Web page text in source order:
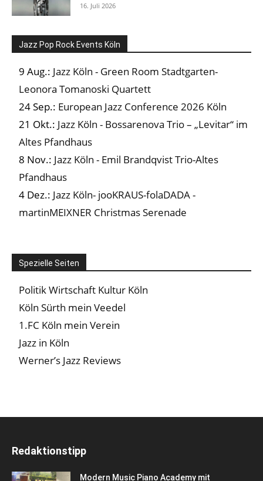
16. Juli 2026
Jazz Pop Rock Events Köln
9 Aug.: Jazz Köln - Green Room Stadtgarten-
Leonora Tomanoski Quartett
24 Sep.: European Jazz Conference 2026 Köln
21 Okt.: Jazz Köln - Bossarenova Trio – „Levitar“ im
Altes Pfandhaus
8 Nov.: Jazz Köln - Emil Brandqvist Trio-Altes
Pfandhaus
4 Dez.: Jazz Köln- jooKRAUS-folaDADA -
martinMEIXNER Christmas Serenade
Spezielle Seiten
Politik Wirtschaft Kultur Köln
Köln Sürth mein Veedel
1.FC Köln mein Verein
Jazz in Köln
Werner’s Jazz Reviews
Redaktionstipp
Modern Music Piano Academy mit